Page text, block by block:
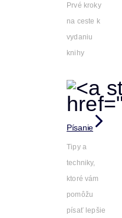
Prvé kroky
na ceste k
vydaniu
knihy
Písanie
Tipy a
techniky,
ktoré vám
pomôžu
písať lepšie